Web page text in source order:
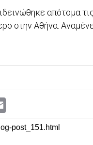
απότομα
στην Αθήνα.
a
i
l